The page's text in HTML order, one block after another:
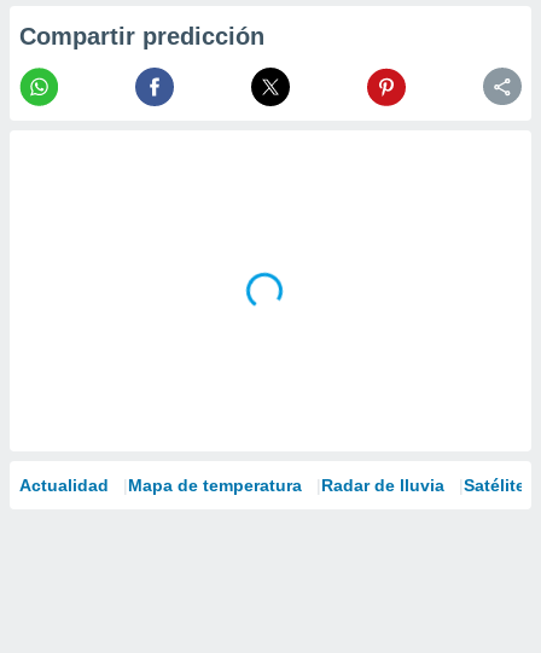
Compartir predicción
Actualidad Mapa de temperatura Radar de lluvia Satélites